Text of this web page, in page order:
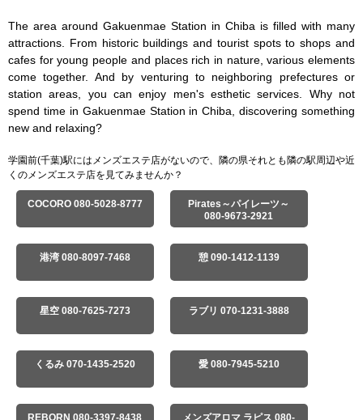
The area around Gakuenmae Station in Chiba is filled with many
attractions. From historic buildings and tourist spots to shops and
cafes for young people and places rich in nature, various elements
come together. And by venturing to neighboring prefectures or
station areas, you can enjoy men's esthetic services. Why not
spend time in Gakuenmae Station in Chiba, discovering something
new and relaxing?
学園前(千葉)駅にはメンズエステ店がないので、隣の県それとも隣の駅周辺や近
くのメンズエステ店を見てみませんか？
COCORO 080-5028-8777
Pirates～パイレーツ～
080-9673-2921
港湾 080-8097-7468 憩 090-1412-1139
星空 080-7625-7273 ラブリ 070-1231-3888
くるみ 070-1435-2520 愛 080-7945-5210